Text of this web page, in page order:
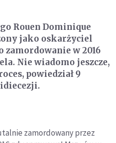
Rouen Dominique
jako oskarżyciel
zamordowanie w 2016
Nie wiadomo jeszcze,
powiedział 9
zamordowany przez